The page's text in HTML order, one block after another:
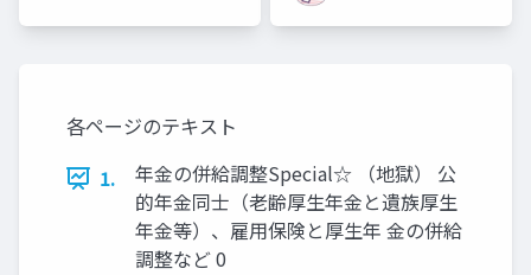
各ページのテキスト
1.
年金の併給調整Special☆ （地獄） 公
的年金同士（老齢厚生年金と遺族厚生
年金等）、雇用保険と厚生年 金の併給
調整など 0